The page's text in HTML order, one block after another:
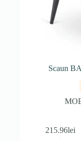
Scaun
215.96lei